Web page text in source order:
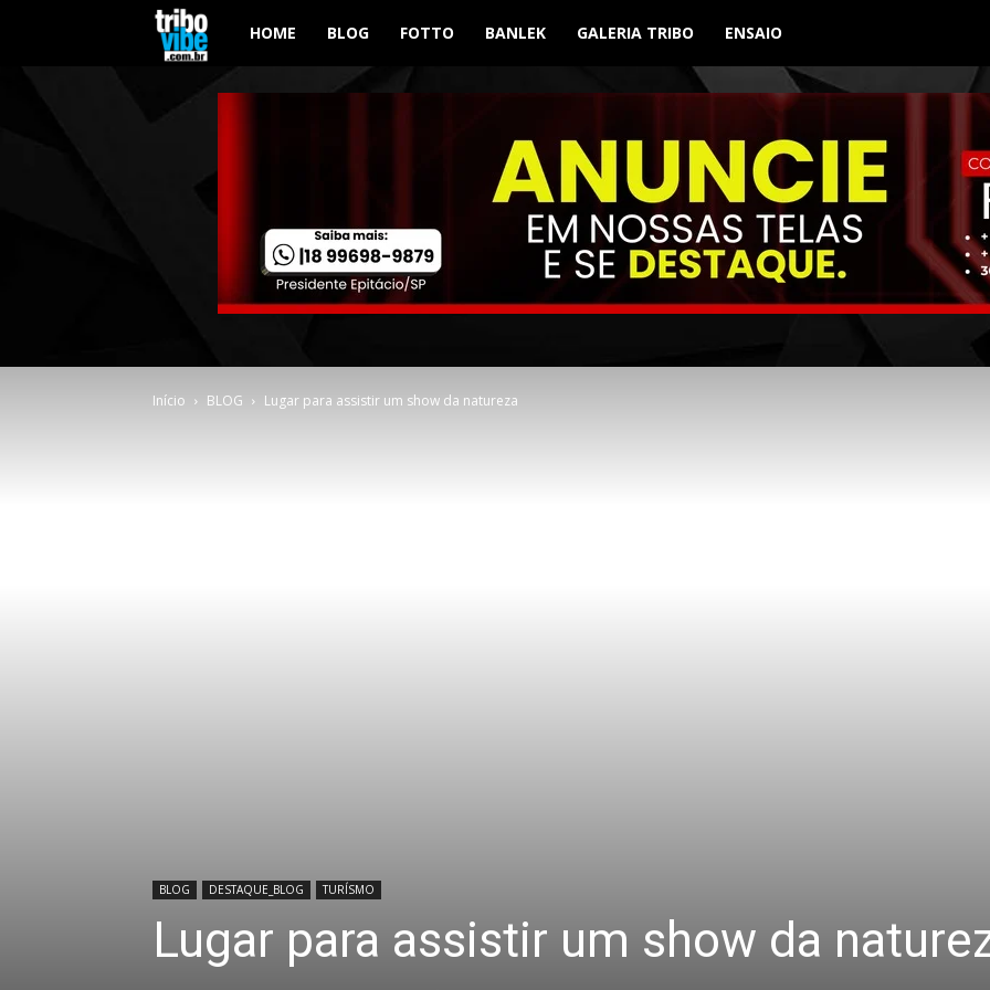
Tribo
Vibe
HOME BLOG FOTTO BANLEK GALERIA TRIBO ENSAIO
Início BLOG Lugar para assistir um show da natureza
BLOG DESTAQUE_BLOG TURÍSMO
Lugar para assistir um show da